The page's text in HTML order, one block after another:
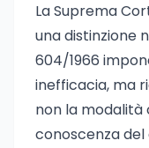
La Suprema
una distinzione
604/1966
inefficacia, ma
non la modalità
conoscenza del